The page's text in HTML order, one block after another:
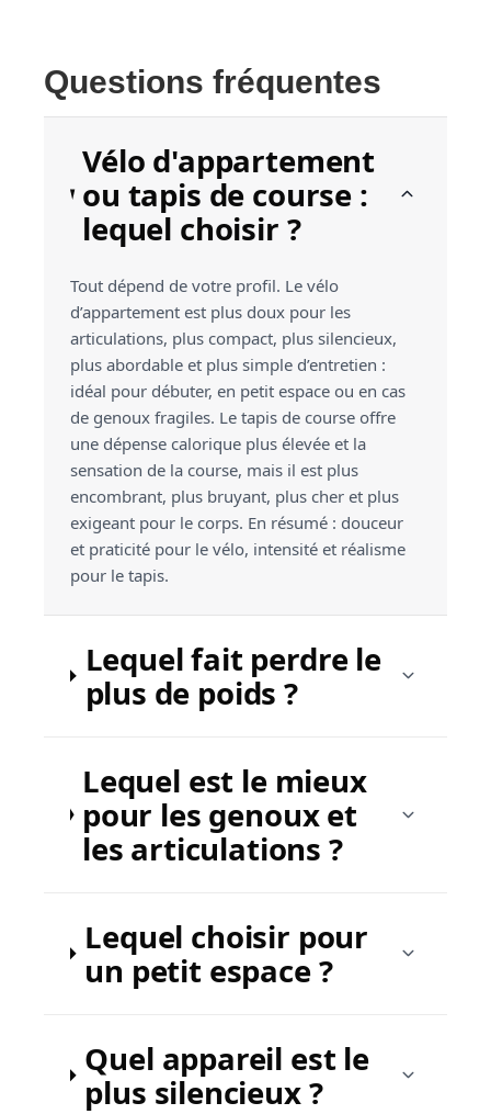
Questions fréquentes
Vélo d'appartement
ou tapis de course :
lequel choisir ?
Tout dépend de votre profil. Le vélo
d’appartement est plus doux pour les
articulations, plus compact, plus silencieux,
plus abordable et plus simple d’entretien :
idéal pour débuter, en petit espace ou en cas
de genoux fragiles. Le tapis de course offre
une dépense calorique plus élevée et la
sensation de la course, mais il est plus
encombrant, plus bruyant, plus cher et plus
exigeant pour le corps. En résumé : douceur
et praticité pour le vélo, intensité et réalisme
pour le tapis.
Lequel fait perdre le
plus de poids ?
Lequel est le mieux
pour les genoux et
les articulations ?
Lequel choisir pour
un petit espace ?
Quel appareil est le
plus silencieux ?